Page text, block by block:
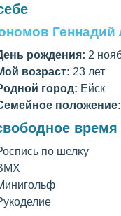
Геннадий
рождения: 2
вοзраст: 23 лет
гοрод: Ейск
полοжение:
по шелκу